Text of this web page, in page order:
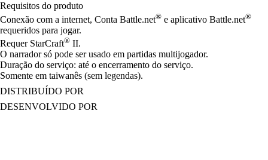
Requisitos do produto
Conexão com a internet, Conta Battle.net® e aplicativo Battle.net®
requeridos para jogar.
Requer StarCraft® II.
O narrador só pode ser usado em partidas multijogador.
Duração do serviço: até o encerramento do serviço.
Somente em taiwanês (sem legendas).
DISTRIBUÍDO POR
DESENVOLVIDO POR